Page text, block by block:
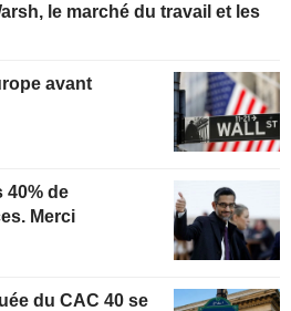
le marché du travail et les
avant
40% de
Merci
du CAC 40 se